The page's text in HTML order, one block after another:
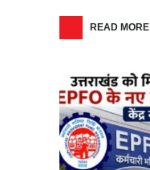
READ MORE